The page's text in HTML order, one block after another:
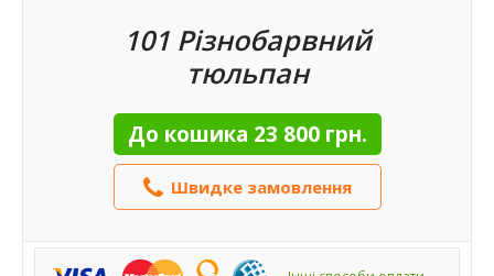
101 Різнобарвний
тюльпан
До кошика 23 800 грн.
Швидке замовлення